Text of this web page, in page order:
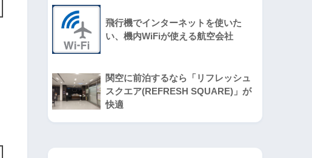
飛行機でインターネットを使いた
い、機内WiFiが使える航空会社
関空に前泊するなら「リフレッシュ
スクエア(REFRESH SQUARE)」が
快適